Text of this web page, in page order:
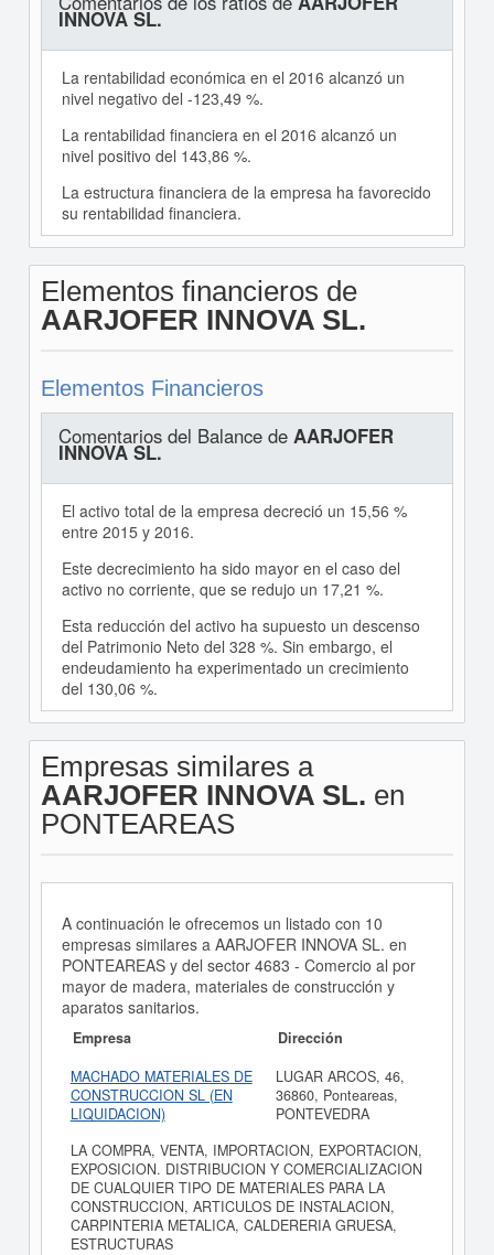
INNOVA SL.
La rentabilidad económica en el 2016 alcanzó un
nivel negativo del -123,49 %.
La rentabilidad financiera en el 2016 alcanzó un
nivel positivo del 143,86 %.
La estructura financiera de la empresa ha favorecido
su rentabilidad financiera.
Elementos financieros de
AARJOFER INNOVA SL.
Elementos Financieros
Comentarios del Balance de AARJOFER
INNOVA SL.
El activo total de la empresa decreció un 15,56 %
entre 2015 y 2016.
Este decrecimiento ha sido mayor en el caso del
activo no corriente, que se redujo un 17,21 %.
Esta reducción del activo ha supuesto un descenso
del Patrimonio Neto del 328 %. Sin embargo, el
endeudamiento ha experimentado un crecimiento
del 130,06 %.
Empresas similares a
AARJOFER INNOVA SL. en
PONTEAREAS
A continuación le ofrecemos un listado con 10
empresas similares a AARJOFER INNOVA SL. en
PONTEAREAS y del sector 4683 - Comercio al por
mayor de madera, materiales de construcción y
aparatos sanitarios.
Empresa
Dirección
MACHADO MATERIALES DE
CONSTRUCCION SL (EN
LIQUIDACION)
LUGAR ARCOS, 46,
36860, Ponteareas,
PONTEVEDRA
LA COMPRA, VENTA, IMPORTACION, EXPORTACION,
EXPOSICION. DISTRIBUCION Y COMERCIALIZACION
DE CUALQUIER TIPO DE MATERIALES PARA LA
CONSTRUCCION, ARTICULOS DE INSTALACION,
CARPINTERIA METALICA, CALDERERIA GRUESA,
ESTRUCTURAS